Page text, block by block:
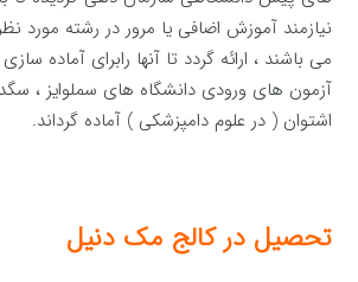
نیازمند آموزش اضافی یا مرور در رشته مورد
می باشند ، ارائه گردد تا آنها رابرای آماده
آزمون های ورودی دانشگاه های سملوایز ،
اشتوان ( در علوم دامپزشکی ) آماده گرداند.
تحصیل در کالج مک دنیل